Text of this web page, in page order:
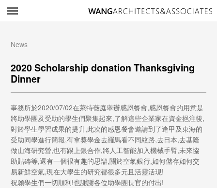
News
2020 Scholarship donation Thanksgiving
Dinner
事務所於2020/07/02在萊特薇庭舉辦感恩餐會,感恩餐會的用意是
將助學團及受助的學生們聚集起來,了解這些企業家在資金挹注後,
對於學生學習成果的提升,此次的感恩餐會邀請到了逢甲及東海的
受助同學進行簡報,有拿獎學金去羅馬看不同紋路,去日本,去基隆
做山海研究營,也有跟上銀合作,將人工智能加入機械手臂,未來協
助貼磚等,還有一個很有趣的思辯,關於空氣銀行,如何儲存如何交
易新鮮空氣,現在大學生的研究都很多元且活靈活現!
祝願學生們一切順利!也謝謝各位助學團長官的付出!